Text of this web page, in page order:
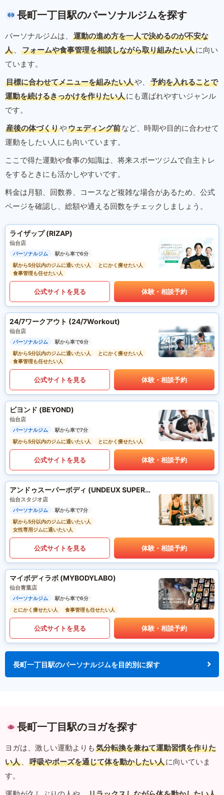
長町一丁目駅のパーソナルジムを探す
パーソナルジムは、
運動の進め方を一人で決めるのが不安な
人 、 フォームや食事管理を相談しながら取り組みたい人に向い
ています。
目標に合わせてメニューを組みたい人や、
予約を入れることで
運動を続けるきっかけを作りたい人にも選ばれやすいジャンル
です。
産後の体づくりやウェディング前など、時期や目的に合わせて
運動をしたい人にも向いています。
ここで得た運動や食事の知識は、将来スポーツジムで自主トレ
をするときにも活かしやすいです。
料金は月額、回数券、コースなど複雑な場合があるため、公式
ページを確認し、総額や通える回数をチェックしましょう。
ライザップ (RIZAP)
仙台店
パーソナルジム
駅から車で6分
駅から5分以内のジムに通いたい人
とにかく痩せたい人
食事管理も任せたい人
公式サイトを見る 体験・相談予約
24/7ワークアウト (24/7Workout)
仙台店
パーソナルジム
駅から車で6分
駅から5分以内のジムに通いたい人
とにかく痩せたい人
食事管理も任せたい人
公式サイトを見る 体験・相談予約
ビヨンド (BEYOND)
仙台店
パーソナルジム
駅から車で7分
駅から5分以内のジムに通いたい人
とにかく痩せたい人
公式サイトを見る 体験・相談予約
アンドゥスーパーボディ (UNDEUX SUPERBODY)
仙台スタジオ店
パーソナルジム
駅から車で7分
駅から5分以内のジムに通いたい人
女性専用ジムに通いたい人
公式サイトを見る 体験・相談予約
マイボディラボ (MYBODYLABO)
仙台青葉店
パーソナルジム
駅から車で6分
とにかく痩せたい人
食事管理も任せたい人
公式サイトを見る 体験・相談予約
長町一丁目駅のパーソナルジムを目的別に探す
長町一丁目駅のヨガを探す
ヨガは、激しい運動よりも 気分転換を兼ねて運動習慣を作りた
い人 、 呼吸やポーズを通じて体を動かしたい人に向いていま
す。